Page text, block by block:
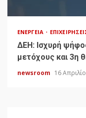
ΕΝΈΡΓΕΙΑ
ΔΕΗ: Ισχυρή
μετόχους και 3η
newsroom 16